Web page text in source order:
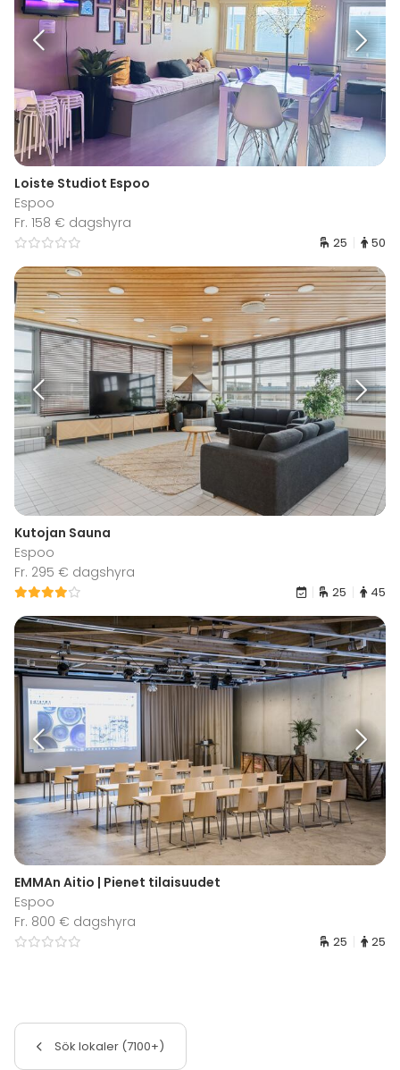
Loiste Studiot Espoo
Espoo
Fr. 158 € dagshyra
25 50
Kutojan Sauna
Espoo
Fr. 295 € dagshyra
25 45
EMMAn Aitio | Pienet tilaisuudet
Espoo
Fr. 800 € dagshyra
25 25
Sök lokaler (7100+)